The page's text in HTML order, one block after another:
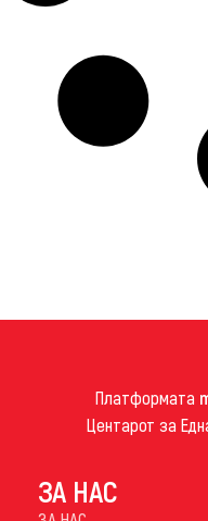
Платформата
Центарот за
ЗА НАС